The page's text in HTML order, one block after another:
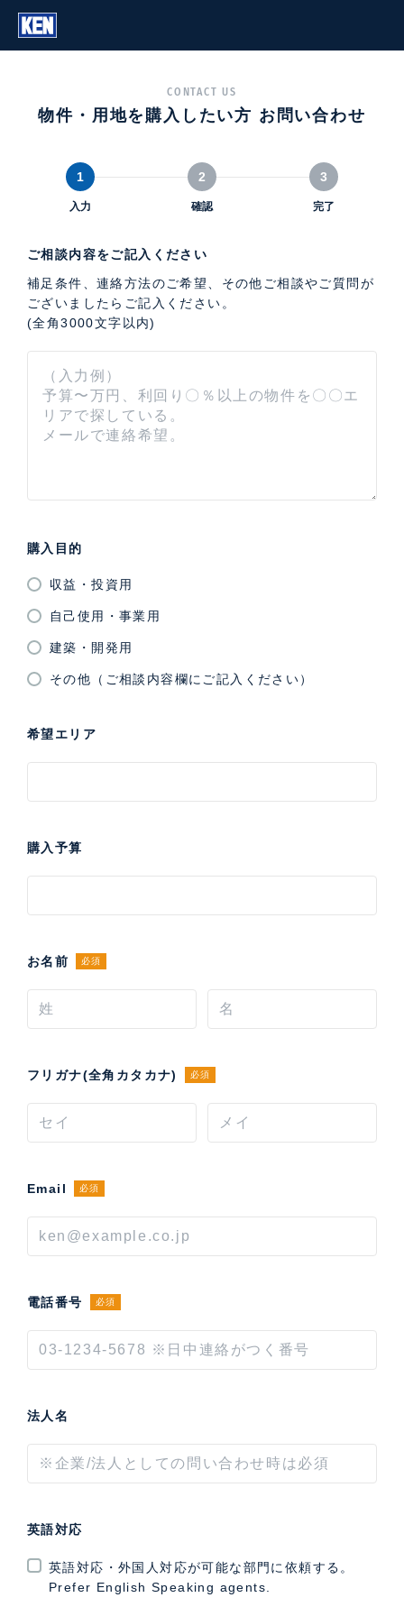
CONTACT US
物件・用地を購入したい方 お問い合わせ
1
入力
2
確認
3
完了
ご相談内容をご記入ください
補足条件、連絡方法のご希望、その他ご相談やご質問が
ございましたらご記入ください。
(全角3000文字以内)
購入目的
収益・投資用
自己使用・事業用
建築・開発用
その他（ご相談内容欄にご記入ください）
希望エリア
購入予算
お名前 必須
フリガナ(全角カタカナ) 必須
Email 必須
電話番号 必須
法人名
英語対応
英語対応・外国人対応が可能な部門に依頼する。
Prefer English Speaking agents.